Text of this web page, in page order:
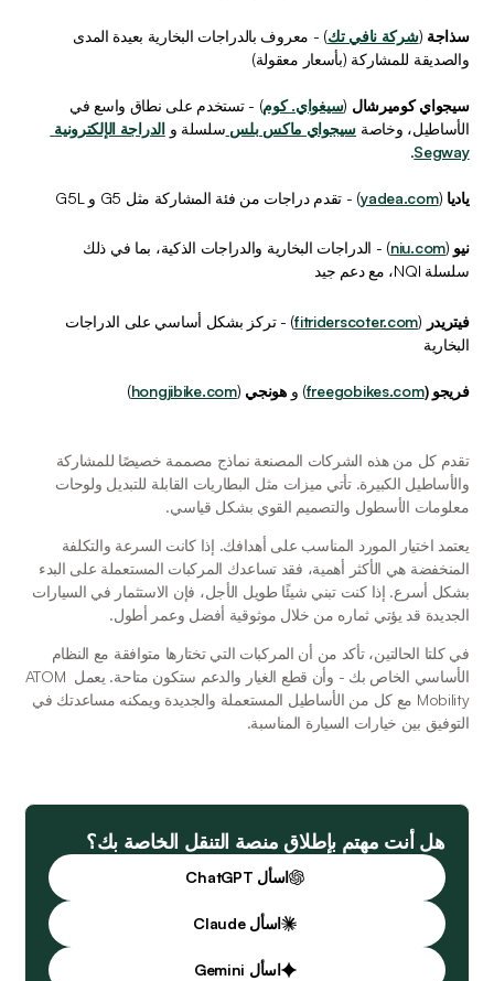
سذاجة (شركة نافي تك
والصديقة للمشاركة (بأسعار معقولة)
سيجواي كوميرشال (سيغواي. كوم
الأساطيل، وخاصة سيجواي ماكس بلس سلسلة و
Segway
.
ياديا (
yadea.com) - تقدم دراجات من فئة المشاركة مثل G5 و G5L
نيو (
niu.com
سلسلة NQI، مع دعم جيد
فيتريدر (
fitriderscoter.com
البخارية
فريجو (freegobikes.com) و هونجي (
hongjibike.com
)
معلومات الأسطول والتصميم القوي بشكل قياسي.
الجديدة قد يؤتي ثماره من خلال موثوقية أفضل وعمر أطول.
الأساسي الخاص بك - وأن قطع الغيار والدعم ستكون متاحة. يعمل ATOM
التوفيق بين خيارات السيارة المناسبة.
هل أنت مهتم بإطلاق منصة التنقل الخاصة بك؟
اسأل ChatGPT
اسأل Claude
اسأل Gemini